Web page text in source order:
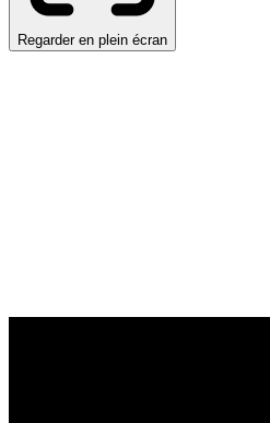
Regarder en plein écran